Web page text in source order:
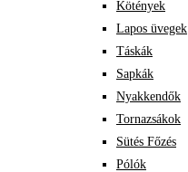
Kötények
Lapos üvegek
Táskák
Sapkák
Nyakkendők
Tornazsákok
Sütés Főzés
Pólók